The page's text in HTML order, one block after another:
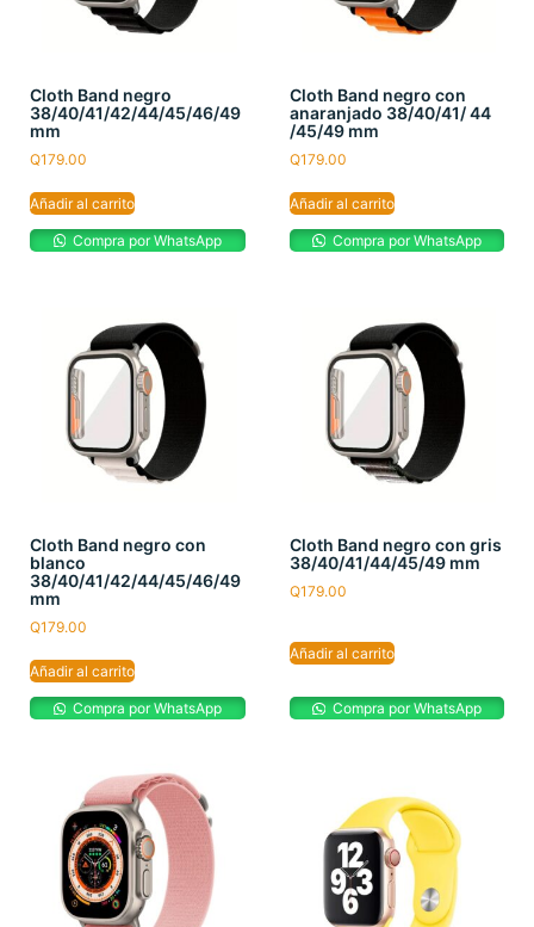
Cloth Band negro
38/40/41/42/44/45/46/49
mm
Q179.00
Añadir al carrito
Compra por WhatsApp
Cloth Band negro con
anaranjado 38/40/41/ 44
/45/49 mm
Q179.00
Añadir al carrito
Compra por WhatsApp
Cloth Band negro con
blanco
38/40/41/42/44/45/46/49
mm
Q179.00
Añadir al carrito
Compra por WhatsApp
Cloth Band negro con gris
38/40/41/44/45/49 mm
Q179.00
Añadir al carrito
Compra por WhatsApp